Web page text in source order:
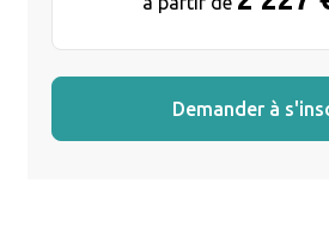
Demander à